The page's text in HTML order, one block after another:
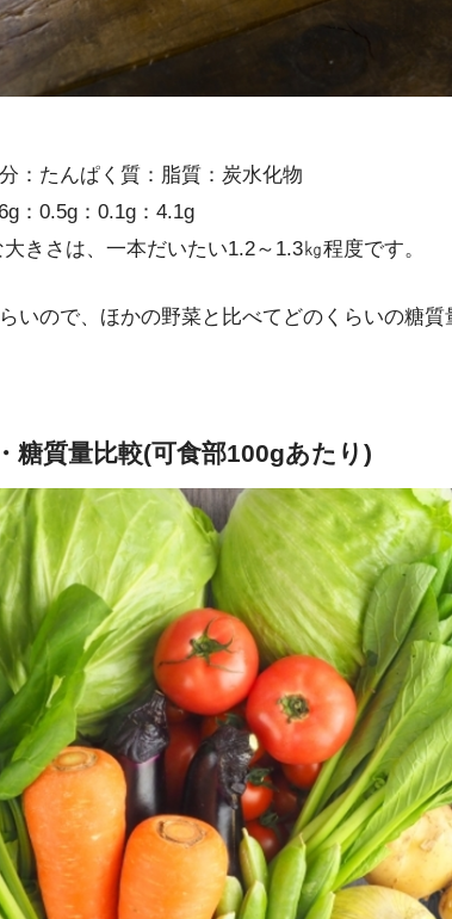
：たんぱく質：脂質：炭水化物
：0.5g：0.1g：4.1g
きさは、一本だいたい1.2～1.3㎏程度です。
いので、ほかの野菜と比べてどのくらいの糖質
糖質量比較(可食部100gあたり)